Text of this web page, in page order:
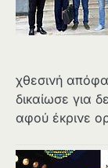
χθεσινή
δικαίωσε για
αφού έκρινε